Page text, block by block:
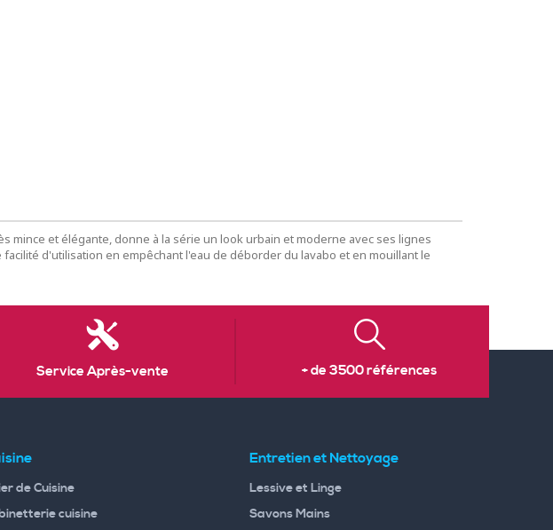
mince et élégante, donne à la série un look urbain et moderne avec ses lignes
d'utilisation en empêchant l'eau de déborder du lavabo et en mouillant le
Service Après-vente + de 3500 références
de Cuisine
cuisine
Entretien et Nettoyage
Lessive et Linge
Savons Mains